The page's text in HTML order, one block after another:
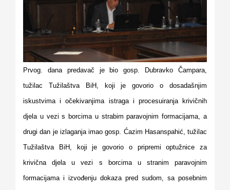
Prvog. dana predavač je bio gosp. Dubravko Čampara,
tužilac Tužilaštva BiH, koji je govorio o dosadašnjim
iskustvima i očekivanjima istraga i procesuiranja krivičnih
djela u vezi s borcima u strabim paravojnim formacijama, a
drugi dan je izlaganja imao gosp. Ćazim Hasanspahić, tužilac
Tužilaštva BiH, koji je govorio o pripremi optužnice za
krivična djela u vezi s borcima u stranim paravojnim
formacijama i izvođenju dokaza pred sudom, sa posebnim